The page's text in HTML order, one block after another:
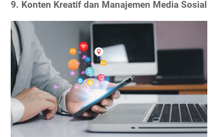
9. Konten Kreatif dan Manajemen Media Sosial